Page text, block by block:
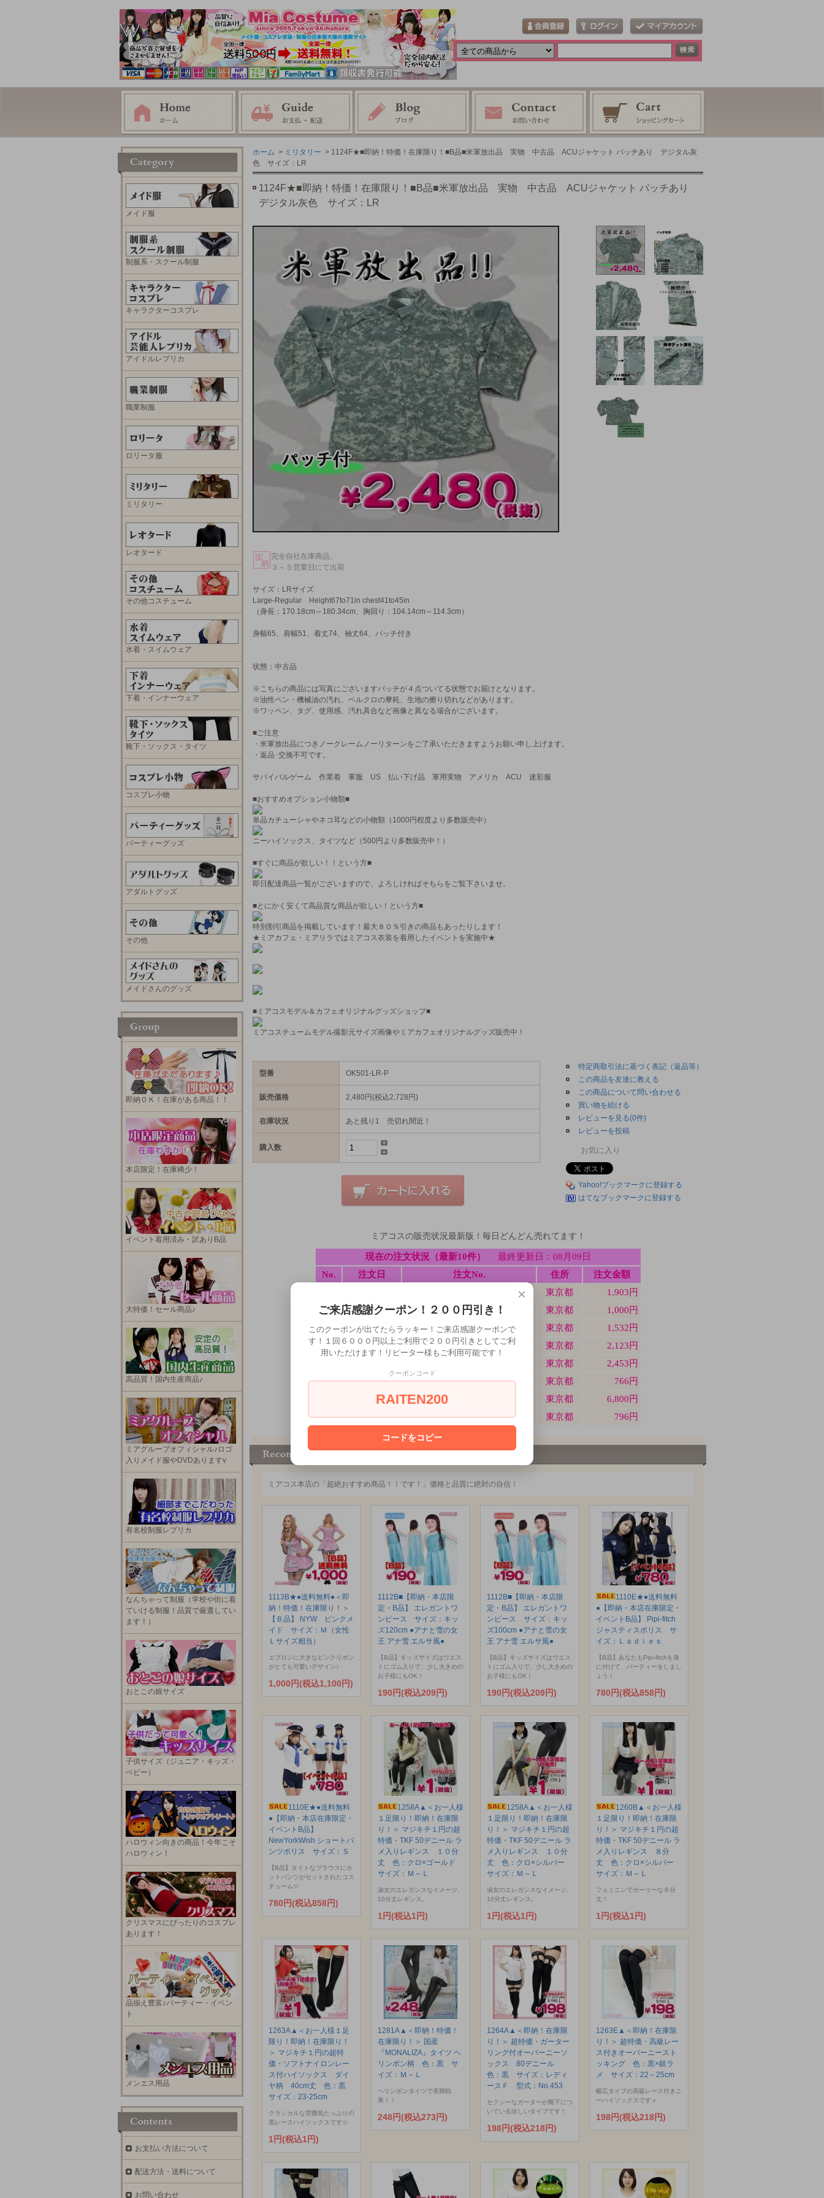
ホーム > ミリタリー > 1124F★■即納！特価！在庫限り！■B品■米軍放出品 実物 中古品 ACUジャケット パッチあり デジタル灰
色 サイズ：LR
1124F★■即納！特価！在庫限り！■B品■米軍放出品 実物 中古品 ACUジャケット パッチあり
デジタル灰色 サイズ：LR
完全自社在庫商品。
３～５営業日にて出荷
サイズ：LRサイズ
Large-Regular Height67to71in chest41to45in
（身長：170.18cm～180.34cm、胸回り：104.14cm～114.3cm）
身幅65、肩幅51、着丈74、袖丈64、パッチ付き
状態：中古品
※こちらの商品には写真にございますパッチが４点ついてる状態でお届けとなります。
※油性ペン・機械油の汚れ、ベルクロの摩耗、生地の擦り切れなどがあります。
※ワッペン、タグ、使用感、汚れ具合など画像と異なる場合がございます。
■ご注意
・米軍放出品につきノークレームノーリターンをご了承いただきますようお願い申し上げます。
・返品･交換不可です。
サバイバルゲーム 作業着 軍服 US 払い下げ品 軍用実物 アメリカ ACU 迷彩服
■おすすめオプション小物類■
単品カチューシャやネコ耳などの小物類（1000円程度より多数販売中）
ニーハイソックス、タイツなど（500円より多数販売中！）
■すぐに商品が欲しい！！という方■
即日配達商品一覧がございますので、よろしければそちらをご覧下さいませ。
■とにかく安くて高品質な商品が欲しい！という方■
特別割引商品を掲載しています！最大８０％引きの商品もあったりします！
★ミアカフェ・ミアリラではミアコス衣装を着用したイベントを実施中★
■ミアコスモデル＆カフェオリジナルグッズショップ■
ミアコスチュームモデル撮影元サイズ画像やミアカフェオリジナルグッズ販売中！
型番 OK501-LR-P
販売価格 2,480円(税込2,728円)
在庫状況 あと残り1 売切れ間近！
購入数
特定商取引法に基づく表記（返品等）
この商品を友達に教える
この商品について問い合わせる
買い物を続ける
レビューを見る(0件)
レビューを投稿
お気に入り
Yahoo!ブックマークに登録する
はてなブックマークに登録する
ミアコスの販売状況最新版！毎日どんどん売れてます！
ミアコス本店の「超絶おすすめ商品！！です！」価格と品質に絶対の自信！
1113B★●送料無料●＜即
納！特価！在庫限り！＞
【Ｂ品】 NYW ピンクメ
イド サイズ：Ｍ（女性
Ｌサイズ相当）
エプロンに大きなピンクリボン
がとても可愛いデザイン♪
1,000円(税込1,100円)
1112B■【即納・本店限
定・B品】 エレガントワ
ンピース サイズ：キッ
ズ120cm ●アナと雪の女
王 アナ雪 エルサ風●
【B品】キッズサイズはウエス
トにゴム入りで、少し大きめの
お子様にもOK！
190円(税込209円)
1112B■【即納・本店限
定・B品】 エレガントワ
ンピース サイズ：キッ
ズ100cm ●アナと雪の女
王 アナ雪 エルサ風●
【B品】キッズサイズはウエス
トにゴム入りで、少し大きめの
お子様にもOK！
190円(税込209円)
1110E★●送料無料
●【即納・本店在庫限定・
イベントB品】 Pipi-fitch
ジャスティスポリス サ
イズ：Ｌａｄｉｅｓ
【B品】あなたもPipi-fitchを身
に付けて、パーティーをしまし
ょう！
780円(税込858円)
1110E★●送料無料
●【即納・本店在庫限定・
イベントB品】
NewYorkWish ショートパ
ンツポリス サイズ：Ｓ
【B品】タイトなブラウスにホ
ットパンツがセットされたコス
チューム☆
780円(税込858円)
1258A▲＜お一人様
１足限り！即納！在庫限
り！＞ マジキチ１円の超
特価・TKF 50デニール ラ
メ入りレギンス １０分
丈 色：クロ×ゴールド
サイズ：Ｍ～Ｌ
淑女のエレガンスなイメージ、
10分丈レギンス。
1円(税込1円)
1258A▲＜お一人様
１足限り！即納！在庫限
り！＞ マジキチ１円の超
特価・TKF 50デニール ラ
メ入りレギンス １０分
丈 色：クロ×シルバー
サイズ：Ｍ～Ｌ
淑女のエレガンスなイメージ、
10分丈レギンス。
1円(税込1円)
1260B▲＜お一人様
１足限り！即納！在庫限
り！＞ マジキチ１円の超
特価・TKF 50デニール ラ
メ入りレギンス ８分
丈 色：クロ×シルバー
サイズ：Ｍ～Ｌ
フェミニンでガーリーな８分
丈！
1円(税込1円)
1263A▲＜お一人様１足
限り！即納！在庫限り！
＞ マジキチ１円の超特
価・ソフトナイロンレー
ス付ハイソックス ダイ
ヤ柄 40cm丈 色：黒
サイズ：23-25cm
クラシカルな雰囲気たっぷりの
黒レースハイソックスです☆
1円(税込1円)
1281A▲＜即納！特価！
在庫限り！＞ 国産
『MONALIZA』タイツ ヘ
リンボン柄 色：黒 サ
イズ：Ｍ－Ｌ
ヘリンボンタイツで美脚効
果！！
248円(税込273円)
1264A▲＜即納！在庫限
り！＞ 超特価・ガーター
リング付オーバーニーソ
ックス 80デニール
色：黒 サイズ：レディ
ースＦ 型式：No.453
セクシーなガーターが靴下につ
いている珍しいタイプです！
198円(税込218円)
1263E▲＜即納！在庫限
り！＞ 超特価・高級レー
ス付きオーバーニースト
ッキング 色：黒×銀ラ
メ サイズ：22～25cm
幅広タイプの高級レース付きニ
ーハイソックスですｖ
198円(税込218円)
メイド服
制服系・スクール制服
キャラクターコスプレ
アイドルレプリカ
職業制服
ロリータ服
ミリタリー
レオタード
その他コスチューム
水着・スイムウェア
下着・インナーウェア
靴下・ソックス・タイツ
コスプレ小物
パーティーグッズ
アダルトグッズ
その他
メイドさんのグッズ
即納ＯＫ！在庫がある商品！！
本店限定！在庫稀少！
イベント着用済み・訳ありB品
大特価！セール商品♪
高品質！国内生産商品♪
ミアグループオフィシャル♪ロゴ
入りメイド服やDVDありますv
有名校制服レプリカ
なんちゃって制服（学校や街に着
ていける制服！品質で厳選してい
ます！）
おとこの娘サイズ
子供サイズ（ジュニア・キッズ・
ベビー）
ハロウィン向きの商品！今年こそ
ハロウィン！
クリスマスにぴったりのコスプレ
あります！
品揃え豊富♪パーティー・イベン
ト
メンエス用品
お支払い方法について
配送方法・送料について
お問い合わせ
×
ご来店感謝クーポン！２００円引き！
このクーポンが出てたらラッキー！ご来店感謝クーポンで
す！１回６０００円以上ご利用で２００円引きとしてご利
用いただけます！リピーター様もご利用可能です！
クーポンコード
RAITEN200
コードをコピー